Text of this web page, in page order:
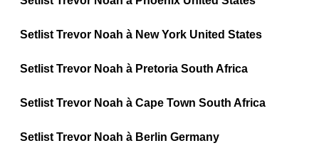
Setlist Trevor Noah à New York United States
Setlist Trevor Noah à Pretoria South Africa
Setlist Trevor Noah à Cape Town South Africa
Setlist Trevor Noah à Berlin Germany